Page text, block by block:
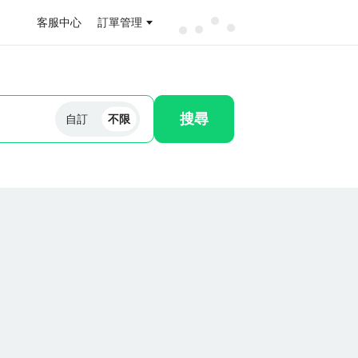
客服中心 訂單管理
自訂 不限 搜尋